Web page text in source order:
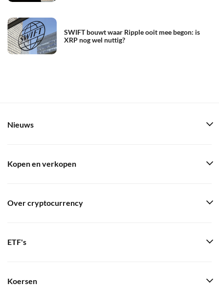
SWIFT bouwt waar Ripple ooit mee begon: is
XRP nog wel nuttig?
Nieuws
Kopen en verkopen
Over cryptocurrency
ETF's
Koersen